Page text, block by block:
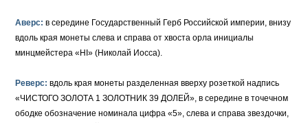
Таврические монеты
Для Пруссии
Ливонезы
Альбертусталер
Екатерина I (1725-1727)
Петр I (1682-1725)
Золото
Аверс: в середине Государственный Герб Российской империи, внизу
вдоль края монеты слева и справа от хвоста орла инициалы
минцмейстера «НІ» (Николай Иосса).
Реверс: вдоль края монеты разделенная вверху розеткой надпись
«ЧИСТОГО ЗОЛОТА 1 ЗОЛОТНИК 39 ДОЛЕЙ», в середине в точечном
ободке обозначение номинала цифра «5», слева и справа звездочки,